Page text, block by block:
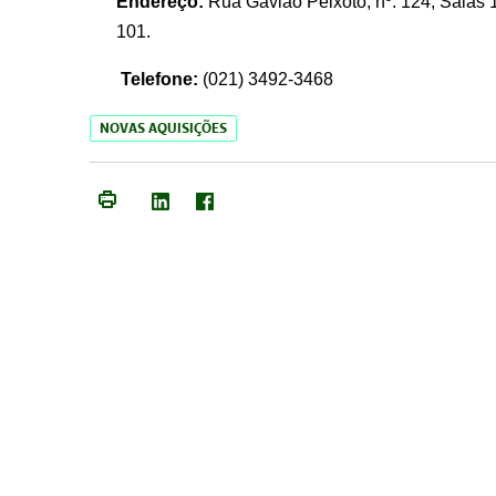
101.
Telefone: (021) 3492-3468
NOVAS AQUISIÇÕES